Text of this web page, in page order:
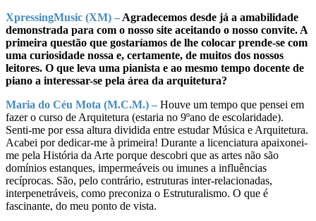
XpressingMusic (XM) – Agradecemos desde já a amabilidade
demonstrada para com o nosso site aceitando o nosso convite. A
primeira questão que gostaríamos de lhe colocar prende-se com
uma curiosidade nossa e, certamente, de muitos dos nossos
leitores. O que leva uma pianista e ao mesmo tempo docente de
piano a interessar-se pela área da arquitetura?
Maria do Céu Mota (M.C.M.) – Houve um tempo que pensei em
fazer o curso de Arquitetura (estaria no 9ºano de escolaridade).
Senti-me por essa altura dividida entre estudar Música e Arquitetura.
Acabei por dedicar-me à primeira! Durante a licenciatura apaixonei-
me pela História da Arte porque descobri que as artes não são
domínios estanques, impermeáveis ou imunes a influências
recíprocas. São, pelo contrário, estruturas inter-relacionadas,
interpenetráveis, como preconiza o Estruturalismo. O que é
fascinante, do meu ponto de vista.